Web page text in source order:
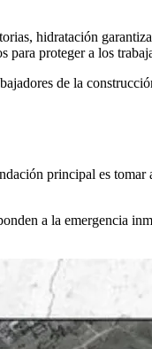
hidratación
proteger a los
de la
principal es tomar
a la emergencia